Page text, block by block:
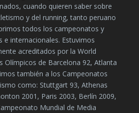
cuando quieren saber sobre
y del running, tanto peruano
todos los campeonatos y
e internacionales. Estuvimos
acreditados por la World
Olímpicos de Barcelona 92, Atlanta
también a los Campeonatos
como: Stuttgart 93, Athenas
2001, Paris 2003, Berlín 2009,
Mundial de Media